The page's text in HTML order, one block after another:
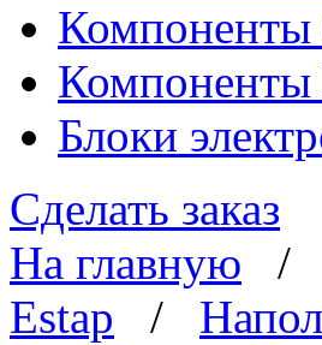
Блоки
Сделать заказ
На главную /
Estap /